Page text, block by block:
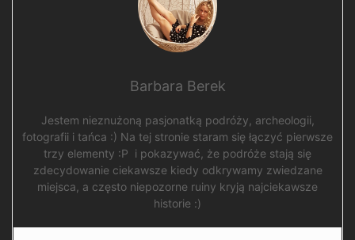
Barbara Berek
Jestem nieznużoną pasjonatką podróży, archeologii,
fotografii i tańca :) Na tej stronie staram się łączyć pierwsze
trzy elementy :P i pokazywać, że podróże stają się
zdecydowanie ciekawsze kiedy odkrywamy zwiedzane
miejsca, a często niepozorne ruiny kryją najciekawsze
historie :)